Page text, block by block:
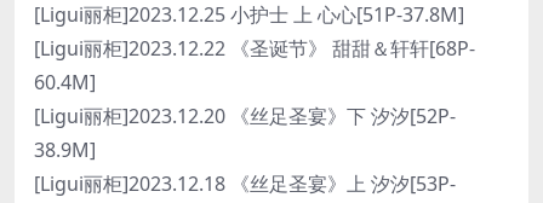
[Ligui丽柜]2023.12.25 小护士 上 心心[51P-37.8M]
[Ligui丽柜]2023.12.22 《圣诞节》 甜甜＆轩轩[68P-
60.4M]
[Ligui丽柜]2023.12.20 《丝足圣宴》下 汐汐[52P-
38.9M]
[Ligui丽柜]2023.12.18 《丝足圣宴》上 汐汐[53P-